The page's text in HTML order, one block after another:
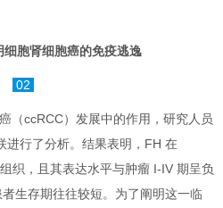
细胞肾细胞癌的免疫逃逸
02
（ccRCC）发展中的作用，研究人员
进行了分析。结果表明，FH 在
织，且其表达水平与肿瘤 I-IV 期呈负
生存期往往较短。为了阐明这一临